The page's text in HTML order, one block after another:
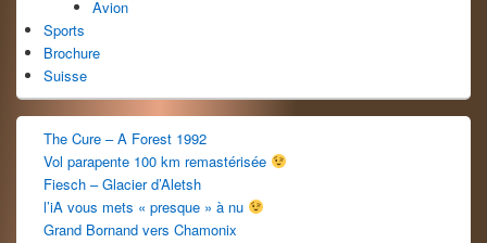
Avion
Sports
Brochure
Suisse
The Cure – A Forest 1992
Vol parapente 100 km remastérisée
Fiesch – Glacier d’Aletsh
l’iA vous mets « presque » à nu
Grand Bornand vers Chamonix